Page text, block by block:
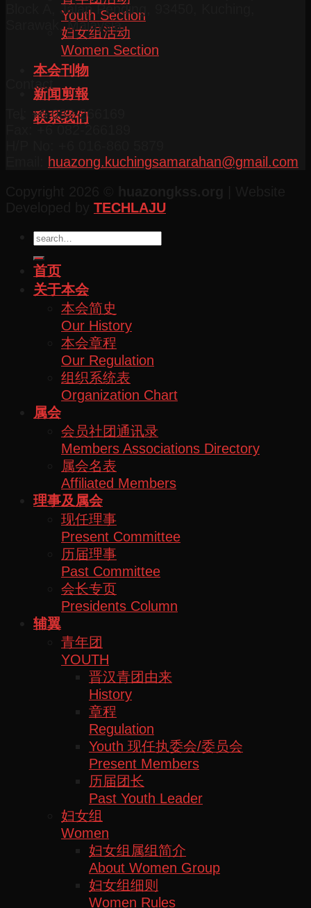
Youth Section
妇女组活动
Women Section
本会刊物
新闻剪報
联系我们
Block A, Jalan Pending, 93450, Kuching,
Sarawak, Malaysia.
Contact
Tel: +6 082-266169
huazong.kuchingsamarahan@gmail.com
TECHLAJU
首页
关于本会
本会简史
Our History
本会章程
Our Regulation
组织系统表
Organization Chart
属会
会员社团通讯录
Members Associations Directory
属会名表
Affiliated Members
理事及属会
现任理事
Present Committee
历届理事
Past Committee
会长专页
Presidents Column
辅翼
青年团
YOUTH
晋汉青团由来
History
章程
Regulation
Youth 现任执委会/委员会
Present Members
历届团长
Past Youth Leader
妇女组
Women
妇女组属组简介
About Women Group
妇女组细则
Women Rules